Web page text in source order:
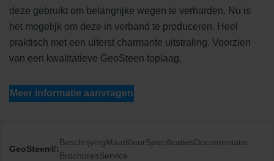
deze gebruikt om belangrijke wegen te verharden. Nu is
het mogelijk om deze in verband te produceren. Heel
praktisch met een uiterst charmante uitstraling. Voorzien
van een kwalitatieve GeoSteen toplaag.
Meer informatie aanvragen
GeoSteen®:
BeschrijvingMaatKleurSpecificatiesDocumentatie
BrochuresService